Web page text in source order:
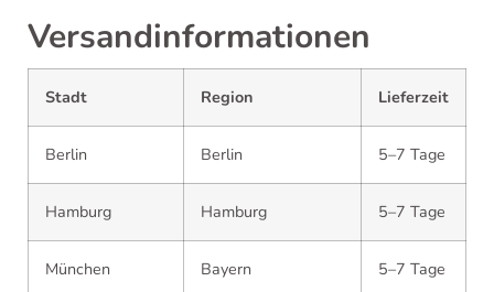
Versandinformationen
Stadt Region Lieferzeit
Berlin Berlin 5–7 Tage
Hamburg Hamburg 5–7 Tage
München Bayern 5–7 Tage